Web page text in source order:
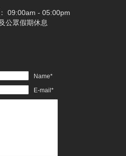
09:00am - 05:00pm
公眾假期休息
Name*
E-mail*